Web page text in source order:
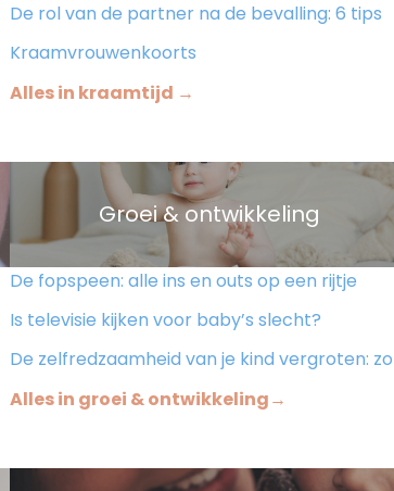
De rol van de partner na de bevalling: 6 tips
Kraamvrouwenkoorts
Alles in kraamtijd →
Groei & ontwikkeling
De fopspeen: alle ins en outs op een rijtje
Is televisie kijken voor baby’s slecht?
De zelfredzaamheid van je kind vergroten: zo doe je dat!
Alles in groei & ontwikkeling→